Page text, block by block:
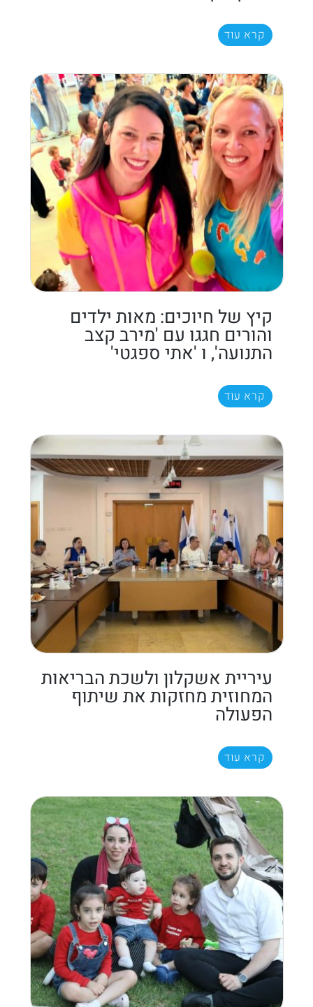
קרא עוד
קיץ של חיוכים: מאות ילדים
והורים חגגו עם 'מירב קצב
התנועה', ו 'אתי ספגטי'
קרא עוד
עיריית אשקלון ולשכת הבריאות
המחוזית מחזקות את שיתוף
הפעולה
קרא עוד